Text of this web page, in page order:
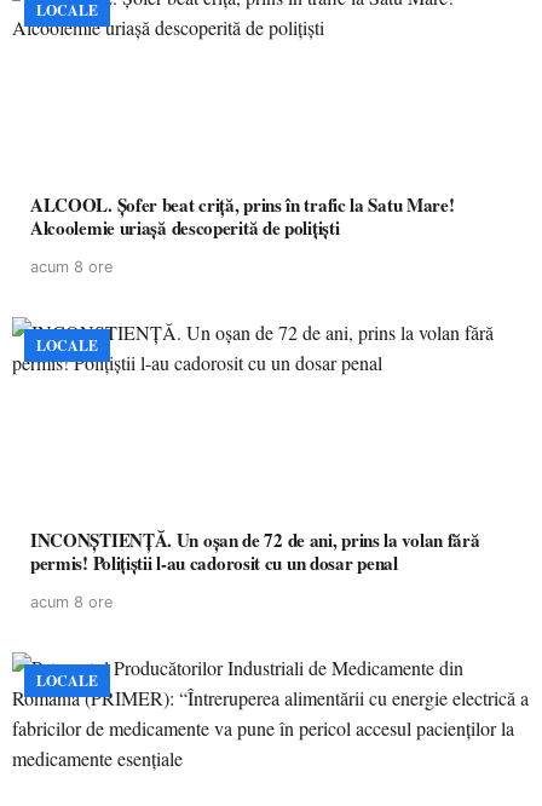
LOCALE
ALCOOL. Șofer beat criță, prins în trafic la Satu Mare!
Alcoolemie uriașă descoperită de polițiști
acum 8 ore
LOCALE
INCONȘTIENȚĂ. Un oșan de 72 de ani, prins la volan fără
permis! Polițiștii l-au cadorosit cu un dosar penal
acum 8 ore
LOCALE